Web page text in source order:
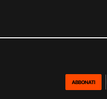
ABBONATI